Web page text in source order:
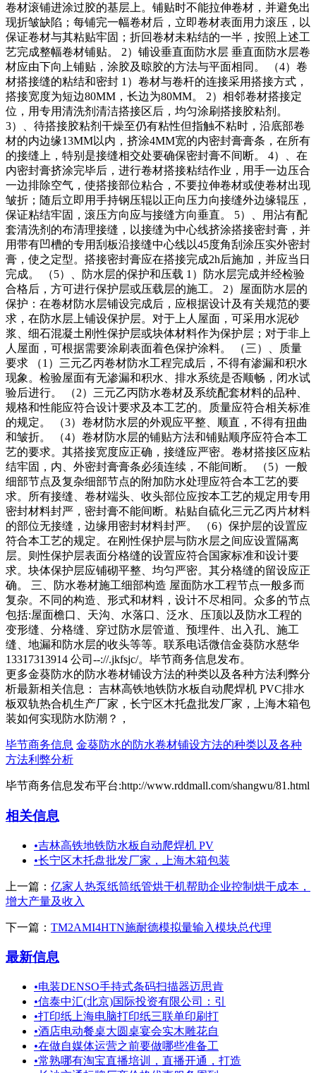
卷材滚铺进涂过胶的基层上。铺贴时不能拉伸卷材，并避免出
现折皱缺陷；每铺完一幅卷材后，立即卷材表面用力滚压，以
保证卷材与其粘贴牢固；折回卷材未粘结的一半，按照上述工
艺完成整幅卷材铺贴。 2）铺设垂直面防水层 垂直面防水层卷
材应由下向上铺贴，涂胶及晾胶的方法与平面相同。 （4）卷
材搭接缝的粘结和密封 1）卷材与卷杆的连接采用搭接方式，
搭接宽度为短边80MM，长边为80MM。 2）相邻卷材搭接定
位，用专用清洗剂清洁搭接区后，均匀涂刷搭接胶粘剂。
3）、待搭接胶粘剂干燥至仍有粘性但指触不粘时，沿底部卷
材的内边缘13MM以内，挤涂4MM宽的内密封膏膏条，在所有
的接缝上，特别是接缝相交处要确保密封膏不间断。 4）、在
内密封膏挤涂完毕后，进行卷材搭接粘结作业，用手一边压合
一边排除空气，使搭接部位粘合，不要拉伸卷材或使卷材出现
皱折；随后立即用手持钢压辊以正向压力向接缝外边缘辊压，
保证粘结牢固，滚压方向应与接缝方向垂直。 5）、用沾有配
套清洗剂的布清理接缝，以接缝为中心线挤涂搭接密封膏，并
用带有凹槽的专用刮板沿接缝中心线以45度角刮涂压实外密封
膏，使之定型。搭接密封膏应在搭接完成2h后施加，并应当日
完成。 （5）、防水层的保护和压载 1）防水层完成并经检验
合格后，方可进行保护层或压载层的施工。 2）屋面防水层的
保护：在卷材防水层铺设完成后，应根据设计及有关规范的要
求，在防水层上铺设保护层。对于上人屋面，可采用水泥砂
浆、细石混凝土刚性保护层或块体材料作为保护层；对于非上
人屋面，可根据需要涂刷表面着色保护涂料。 （三）、质量
要求 （1）三元乙丙卷材防水工程完成后，不得有渗漏和积水
现象。检验屋面有无渗漏和积水、排水系统是否顺畅，闭水试
验后进行。 （2）三元乙丙防水卷材及系统配套材料的品种、
规格和性能应符合设计要求及本工艺的。质量应符合相关标准
的规定。 （3）卷材防水层的外观应平整、顺直，不得有扭曲
和皱折。 （4）卷材防水层的铺贴方法和铺贴顺序应符合本工
艺的要求。其搭接宽度应正确，接缝应严密。卷材搭接区应粘
结牢固，内、外密封膏膏条必须连续，不能间断。 （5）一般
细部节点及复杂细部节点的附加防水处理应符合本工艺的要
求。所有接缝、卷材端头、收头部位应按本工艺的规定用专用
密封材料封严，密封膏不能间断。粘贴自硫化三元乙丙片材料
的部位无接缝，边缘用密封材料封严。 （6）保护层的设置应
符合本工艺的规定。在刚性保护层与防水层之间应设置隔离
层。则性保护层表面分格缝的设置应符合国家标准和设计要
求。块体保护层应铺砌平整、均匀严密。其分格缝的留设应正
确。 三、防水卷材施工细部构造 屋面防水工程节点一般多而
复杂。不同的构造、形式和材料，设计不尽相同。众多的节点
包括:屋面檐口、天沟、水落口、泛水、压顶以及防水工程的
变形缝、分格缝、穿过防水层管道、预埋件、出入孔、施工
缝、地漏和防水层的收头等等。联系电话微信金葵防水慈华
13317313914 公司--://.jkfsjc/。毕节商务信息发布。
更多金葵防水的防水卷材铺设方法的种类以及各种方法利弊分
析最新相关信息： 吉林高铁地铁防水板自动爬焊机 PVC排水
板双轨热合机生产厂家，长宁区木托盘批发厂家，上海木箱包
装如何实现防水防潮？，
毕节商务信息 金葵防水的防水卷材铺设方法的种类以及各种
方法利弊分析
毕节商务信息发布平台:http://www.rddmall.com/shangwu/81.html
相关信息
•吉林高铁地铁防水板自动爬焊机 PV
•长宁区木托盘批发厂家，上海木箱包装
上一篇： 亿家人热泵纸筒纸管烘干机帮助企业控制烘干成本，
增大产量及收入
下一篇： TM2AMI4HTN施耐德模拟量输入模块总代理
最新信息
•电装DENSO手持式条码扫描器迈思肯
•信泰中汇(北京)国际投资有限公司：引
•打印纸上海电脑打印纸三联单印刷打
•酒店电动餐桌大圆桌宴会实木雕花自
•在做自媒体运营之前要做哪些准备工
•常熟哪有淘宝直播培训，直播开通，打造